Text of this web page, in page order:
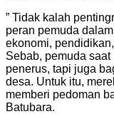
” Tidak kalah
peran pemuda
ekonomi,
Sebab, pemuda
penerus, tapi juga
desa. Untuk itu,
memberi pedoman
Batubara.